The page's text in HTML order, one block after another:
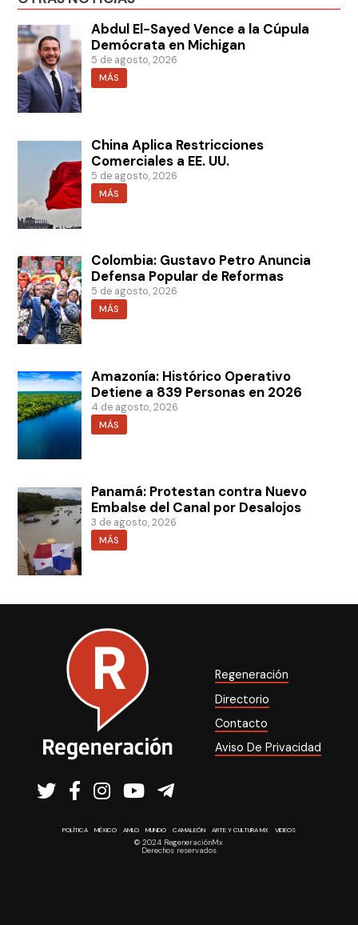
Abdul El-Sayed Vence a la Cúpula
Demócrata en Michigan
5 de agosto, 2026
MÁS
China Aplica Restricciones
Comerciales a EE. UU.
5 de agosto, 2026
MÁS
Colombia: Gustavo Petro Anuncia
Defensa Popular de Reformas
5 de agosto, 2026
MÁS
Amazonía: Histórico Operativo
Detiene a 839 Personas en 2026
4 de agosto, 2026
MÁS
Panamá: Protestan contra Nuevo
Embalse del Canal por Desalojos
3 de agosto, 2026
MÁS
Regeneración
Directorio
Contacto
Aviso De Privacidad
POLÍTICA MÉXICO AMLO MUNDO CAMALEÓN ARTE Y CULTURA MX VIDEOS
© 2024 RegeneraciónMx
Derechos reservados